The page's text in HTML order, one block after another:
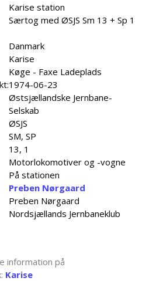
Karise station
Særtog med ØSJS Sm 13 + Sp 1
Danmark
Karise
Køge - Faxe Ladeplads
1974-06-23
Østsjællandske Jernbane-
Selskab
ØSJS
SM, SP
13, 1
Motorlokomotiver og -vogne
På stationen
Preben Nørgaard
Preben Nørgaard
Nordsjællands Jernbaneklub
information på
Karise